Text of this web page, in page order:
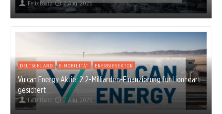
Felix Baarz 7. Aug. 2026
DEUTSCHLAND E-MOBILITÄT ENERGIESEKTOR
Vulcan Energy Aktie: 2,2-Milliarden-Finanzierung für Lionheart
gesichert
Felix Baarz 7. Aug. 2026